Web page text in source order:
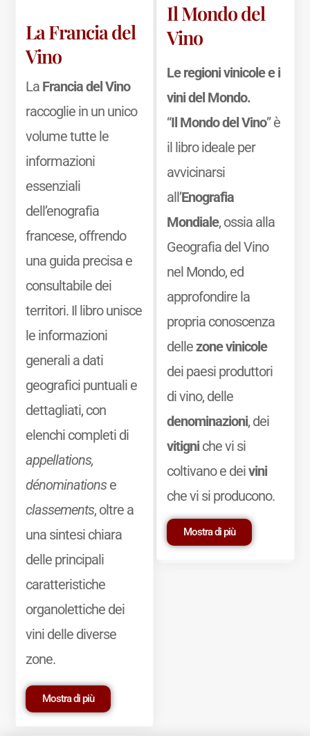
La Francia del
Vino
La Francia del Vino
raccoglie in un unico
volume tutte le
informazioni
essenziali
dell’enografia
francese, offrendo
una guida precisa e
consultabile dei
territori. Il libro unisce
le informazioni
generali a dati
geografici puntuali e
dettagliati, con
elenchi completi di
appellations,
dénominationse
classements, oltre a
una sintesi chiara
delle principali
caratteristiche
organolettiche dei
vini delle diverse
zone.
Mostra di più
Il Mondo del
Vino
Le regioni vinicole e i
vini del Mondo.
“Il Mondo del Vino” è
il libro ideale per
avvicinarsi
all’Enografia
Mondiale, ossia alla
Geografia del Vino
nel Mondo, ed
approfondire la
propria conoscenza
dellezone vinicole
dei paesi produttori
di vino, delle
denominazioni, dei
vitigniche vi si
coltivano e deivini
che vi si producono.
Mostra di più